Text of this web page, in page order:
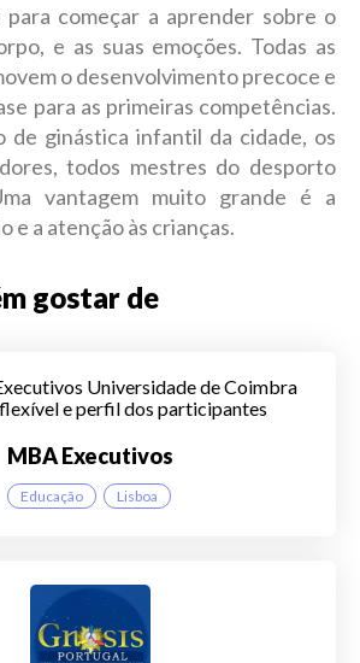
para começar a aprender sobre o
e as suas emoções. Todas as
o desenvolvimento precoce e
para as primeiras competências.
de ginástica infantil da cidade, os
todos mestres do desporto
vantagem muito grande é a
e a atenção às crianças.
gostar de
MBA Executivos
Educação Lisboa